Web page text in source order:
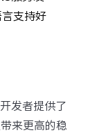
支持好
发者提供了
来更高的稳